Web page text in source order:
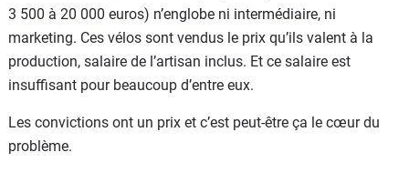
3 500 à 20 000 euros) n’englobe ni intermédiaire, ni
marketing. Ces vélos sont vendus le prix qu’ils valent à la
production, salaire de l’artisan inclus. Et ce salaire est
insuffisant pour beaucoup d’entre eux.
Les convictions ont un prix et c’est peut-être ça le cœur du
problème.